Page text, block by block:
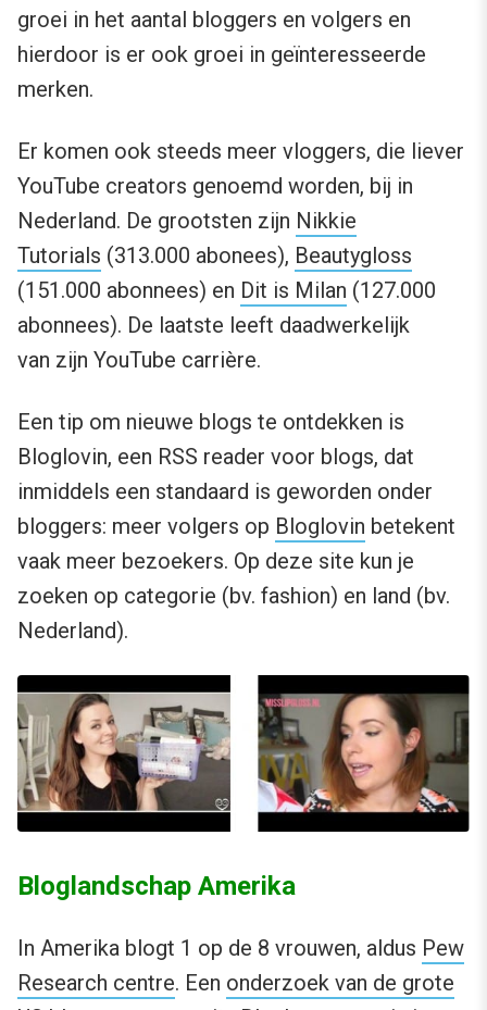
groei in het aantal bloggers en volgers en
hierdoor is er ook groei in geïnteresseerde
merken.
Er komen ook steeds meer vloggers, die liever
YouTube creators genoemd worden, bij in
Nederland. De grootsten zijn Nikkie
Tutorials (313.000 abonees), Beautygloss
(151.000 abonnees) en Dit is Milan (127.000
abonnees). De laatste leeft daadwerkelijk
van zijn YouTube carrière.
Een tip om nieuwe blogs te ontdekken is
Bloglovin, een RSS reader voor blogs, dat
inmiddels een standaard is geworden onder
bloggers: meer volgers op Bloglovin betekent
vaak meer bezoekers. Op deze site kun je
zoeken op categorie (bv. fashion) en land (bv.
Nederland).
Bloglandschap Amerika
In Amerika blogt 1 op de 8 vrouwen, aldus Pew
Research centre. Een onderzoek van de grote